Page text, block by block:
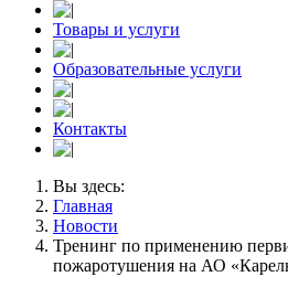
Товары и услуги
Образовательные услуги
Контакты
Вы здесь:
Главная
Новости
Тренинг по применению
пожаротушения на АО